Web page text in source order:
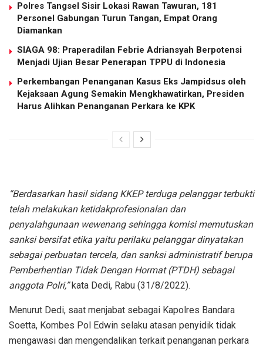
Polres Tangsel Sisir Lokasi Rawan Tawuran, 181
Personel Gabungan Turun Tangan, Empat Orang
Diamankan
SIAGA 98: Praperadilan Febrie Adriansyah Berpotensi
Menjadi Ujian Besar Penerapan TPPU di Indonesia
Perkembangan Penanganan Kasus Eks Jampidsus oleh
Kejaksaan Agung Semakin Mengkhawatirkan, Presiden
Harus Alihkan Penanganan Perkara ke KPK
“Berdasarkan hasil sidang KKEP terduga pelanggar terbukti
telah melakukan ketidakprofesionalan dan
penyalahgunaan wewenang sehingga komisi memutuskan
sanksi bersifat etika yaitu perilaku pelanggar dinyatakan
sebagai perbuatan tercela, dan sanksi administratif berupa
Pemberhentian Tidak Dengan Hormat (PTDH) sebagai
anggota Polri,”kata Dedi, Rabu (31/8/2022).
Menurut Dedi, saat menjabat sebagai Kapolres Bandara
Soetta, Kombes Pol Edwin selaku atasan penyidik tidak
mengawasi dan mengendalikan terkait penanganan perkara